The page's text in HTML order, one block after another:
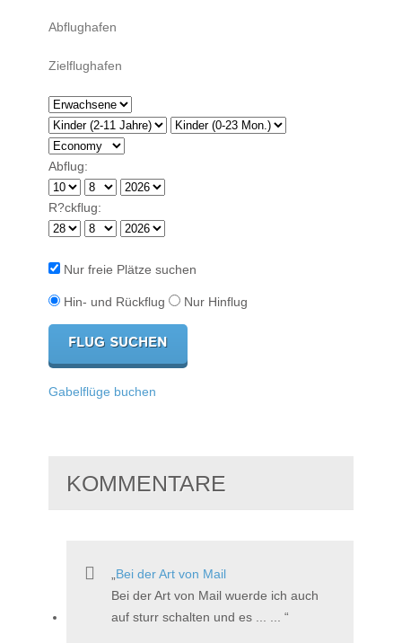
Abflug:
R?ckflug:
Nur freie Plätze suchen
Hin- und Rückflug Nur Hinflug
Gabelflüge buchen
KOMMENTARE
Bei der Art von Mail
Bei der Art von Mail wuerde ich auch
auf sturr schalten und es ... ...